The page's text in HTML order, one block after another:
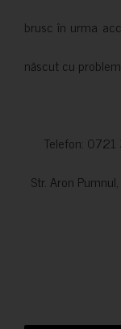
brusc în urma
născut cu
Telefon:
Str. Aron